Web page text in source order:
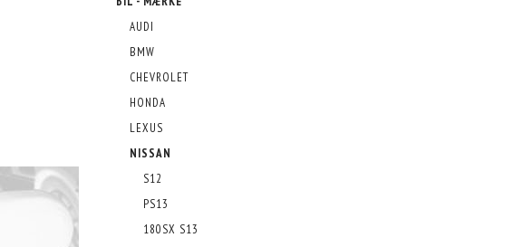
AUDI
BMW
CHEVROLET
HONDA
LEXUS
NISSAN
S12
PS13
180SX S13